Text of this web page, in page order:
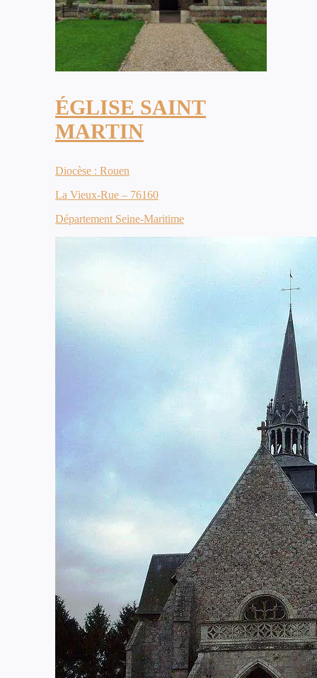
ÉGLISE SAINT
MARTIN
Diocèse : Rouen
La Vieux-Rue – 76160
Département Seine-Maritime